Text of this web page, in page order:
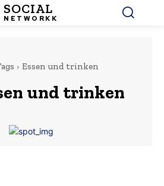
SOCIAL
NETWORKK
Essen und trinken
und trinken